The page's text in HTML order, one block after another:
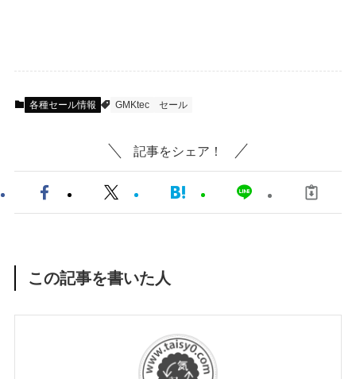
各種セール情報 GMKtec セール
記事をシェア！
この記事を書いた人